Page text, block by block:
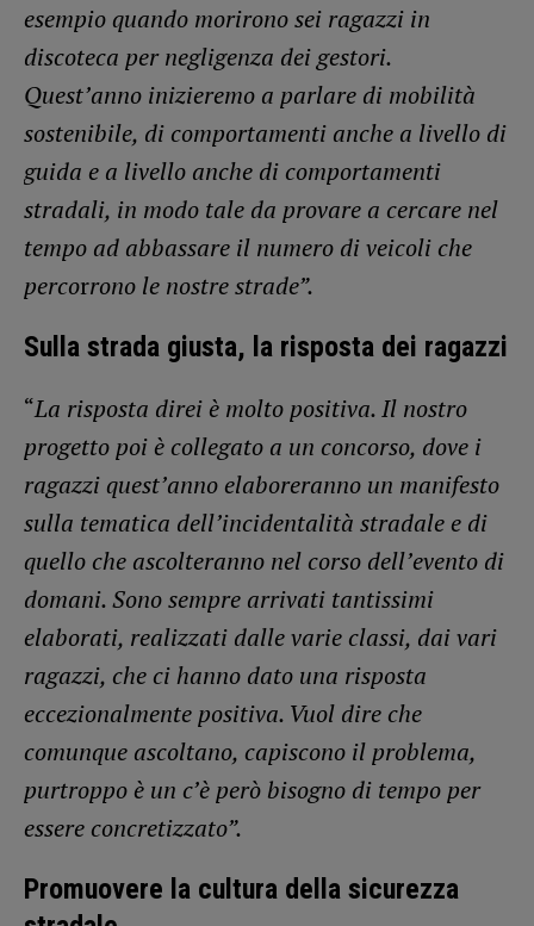
esempio quando morirono sei ragazzi in
discoteca per negligenza dei gestori.
Quest’anno inizieremo a parlare di mobilità
sostenibile, di comportamenti anche a livello di
guida e a livello anche di comportamenti
stradali, in modo tale da provare a cercare nel
tempo ad abbassare il numero di veicoli che
percorrono le nostre strade”.
Sulla strada giusta, la risposta dei ragazzi
“La risposta direi è molto positiva. Il nostro
progetto poi è collegato a un concorso, dove i
ragazzi quest’anno elaboreranno un manifesto
sulla tematica dell’incidentalità stradale e di
quello che ascolteranno nel corso dell’evento di
domani. Sono sempre arrivati tantissimi
elaborati, realizzati dalle varie classi, dai vari
ragazzi, che ci hanno dato una risposta
eccezionalmente positiva. Vuol dire che
comunque ascoltano, capiscono il problema,
purtroppo è un c’è però bisogno di tempo per
essere concretizzato”.
Promuovere la cultura della sicurezza